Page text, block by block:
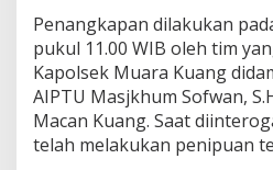
a
K
u
n
g
B
Penangkapan dilakukan
pukul 11.00 WIB oleh tim
Kapolsek Muara Kuang
AIPTU Masjkhum Sofwan,
Macan Kuang. Saat
telah melakukan penipuan